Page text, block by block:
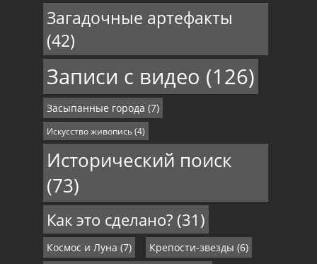
Загадочные артефакты
(42)
Записи с видео (126)
Засыпанные города (7)
Искусство живопись(4)
Исторический поиск
(73)
Как это сделано?(31)
Космос и Луна (7) Крепости-звезды (6)